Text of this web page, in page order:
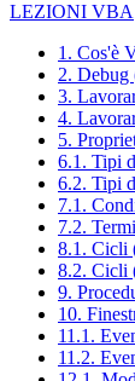
LEZIONI VBA
1. Cos'è
2. Debug
3.
4.
5.
6.1. Tipi
6.2. Tipi
7.1.
7.2.
8.1. Cicli
8.2. Cicli
9.
10.
11.1.
11.2.